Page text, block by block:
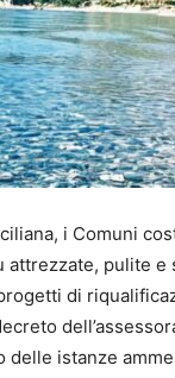
i Comuni
pulite e
di
delle istanze